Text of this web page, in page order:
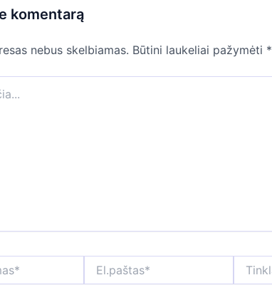
komentarą
nebus skelbiamas. Būtini laukeliai pažymėti *